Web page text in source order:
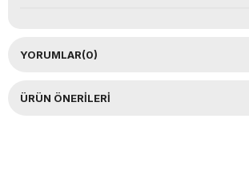
YORUMLAR(0)
ÜRÜN ÖNERILERI